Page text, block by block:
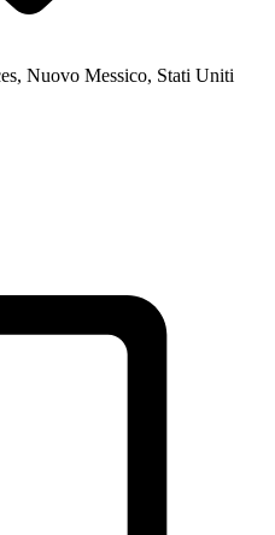
Nuovo Messico, Stati Uniti